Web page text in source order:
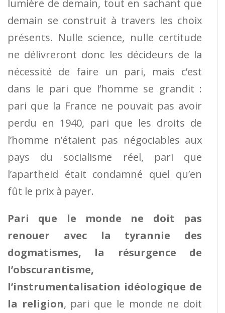
lumière de demain, tout en sachant que
demain se construit à travers les choix
présents. Nulle science, nulle certitude
ne délivreront donc les décideurs de la
nécessité de faire un pari, mais c’est
dans le pari que l’homme se grandit :
pari que la France ne pouvait pas avoir
perdu en 1940, pari que les droits de
l’homme n’étaient pas négociables aux
pays du socialisme réel, pari que
l’apartheid était condamné quel qu’en
fût le prix à payer.
Pari que le monde ne doit pas
renouer avec la tyrannie des
dogmatismes, la résurgence de
l’obscurantisme,
l’instrumentalisation idéologique de
la religion, pari que le monde ne doit